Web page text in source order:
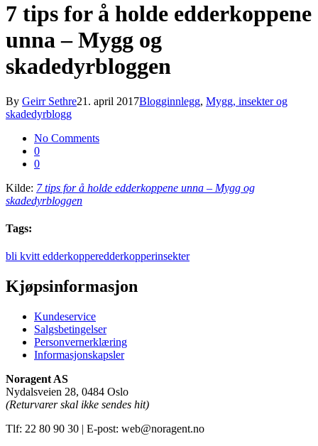
7 tips for å holde edderkoppene
unna – Mygg og
skadedyrbloggen
By Geirr Sethre21. april 2017Blogginnlegg, Mygg, insekter og
skadedyrblogg
No Comments
0
0
Kilde: 7 tips for å holde edderkoppene unna – Mygg og
skadedyrbloggen
Tags:
bli kvitt edderkopperedderkopperinsekter
Kjøpsinformasjon
Kundeservice
Salgsbetingelser
Personvernerklæring
Informasjonskapsler
Noragent AS
Nydalsveien 28, 0484 Oslo
(Returvarer skal ikke sendes hit)
Tlf: 22 80 90 30 | E-post: web@noragent.no